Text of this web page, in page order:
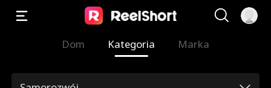
Dom Kategoria Marka